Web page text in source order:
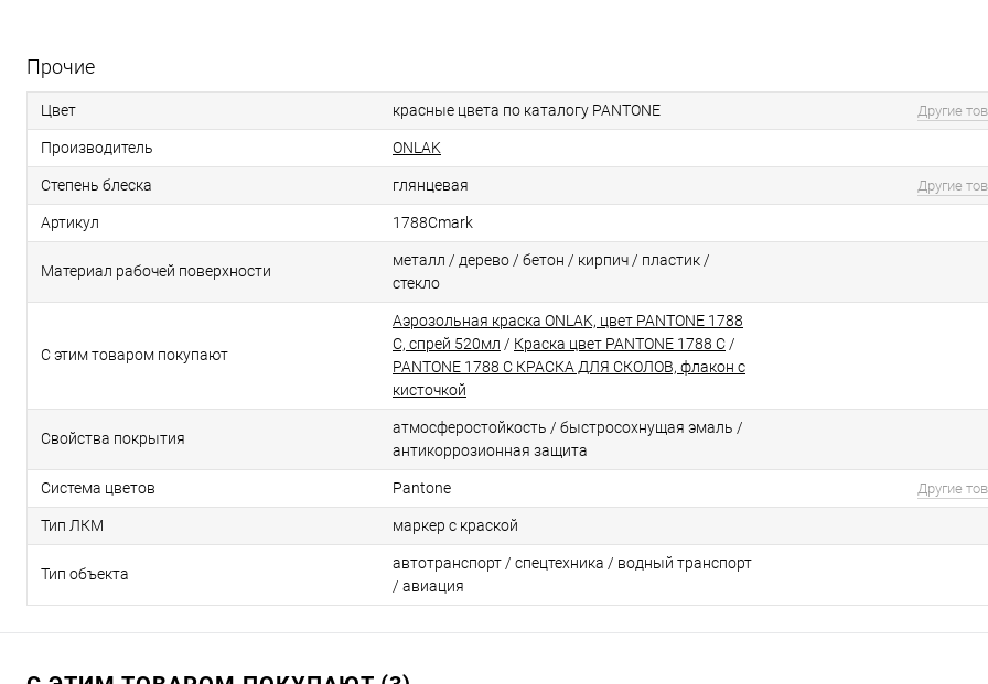
Прочие
Цвет красные цвета по каталогу PANTONE Другие
Производитель ONLAK
Степень блеска глянцевая Другие
Артикул 1788Cmark
Материал рабочей поверхности
металл / дерево / бетон / кирпич / пластик /
стекло
С этим товаром покупают
Аэрозольная краска ONLAK, цвет PANTONE 1788
C, спрей 520мл / Краска цвет PANTONE 1788 C /
PANTONE 1788 C КРАСКА ДЛЯ СКОЛОВ, флакон с
кисточкой
Свойства покрытия
атмосферостойкоcть / быстросохнущая эмаль /
антикоррозионная защита
Система цветов Pantone Другие
Тип ЛКМ маркер с краской
Тип объекта
автотранспорт / спецтехника / водный транспорт
/ авиация